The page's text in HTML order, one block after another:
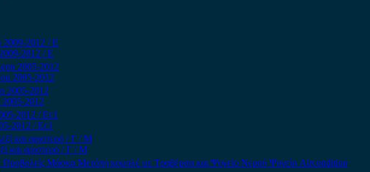
2012 / Ε
2005-2012
2012
2012 / Εc1
και αριστερό / Γ / Μ